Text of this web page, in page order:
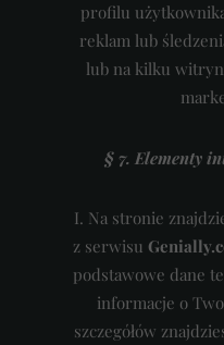
profilu
reklam lub
lub na kilku
§ 7. Elementy
I. Na stronie
z serwisu
podstawowe dane
informacje o
szczegółów